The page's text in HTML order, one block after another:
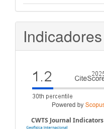
Indicadores
CWTS Journal Indicators